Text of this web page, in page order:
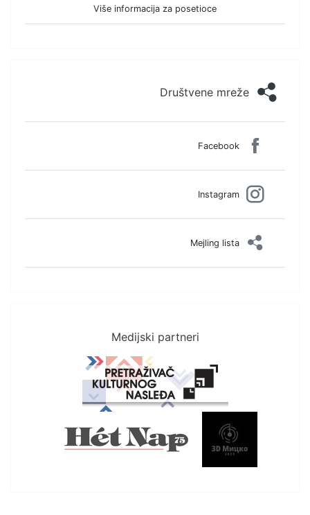
Više informacija za posetioce
Društvene mreže
Facebook
Instagram
Mejling lista
Medijski partneri